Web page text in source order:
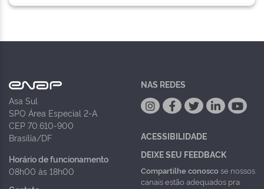
Asa Sul
SPO Área Especial 2-A
CEP 70.610-900
Brasília/DF
Horário de funcionamento
08h00 às 18h00
NAS REDES
ACESSIBILIDADE
DEIXE SEU FEEDBACK
Compartilhe conoscose nossos
canais estão adequados pra